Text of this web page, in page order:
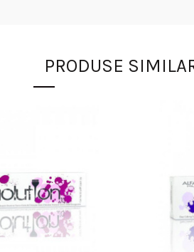
PRODUSE